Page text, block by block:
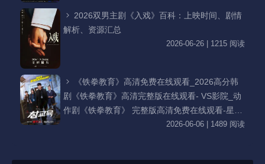
2026双男主剧《入戏》百科：上映时间、剧情
解析、资源汇总
2026-06-26 | 1215 阅读
《铁拳教育》高清免费在线观看_2026高分韩
剧《铁拳教育》高清完整版在线观看- VS影院_动
作剧《铁拳教育》 完整版高清免费在线观看-星空
影院李星民主演《铁拳教育》无广告_VS影视
2026-06-06 | 1489 阅读